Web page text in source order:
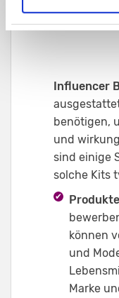
Was
Influencer
benötigen,
und
sind einige
solche Kits
Produkte
können
und
Marke